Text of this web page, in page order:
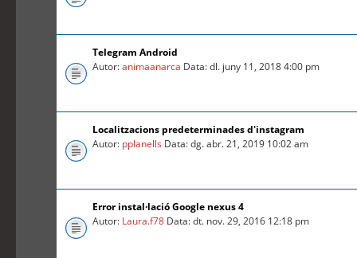
Telegram Android
Autor:animaanarca Data: dl. juny 11, 2018 4:00 pm
Localitzacions predeterminades d'instagram
Autor: pplanells Data: dg. abr. 21, 2019 10:02 am
Error instal·lació Google nexus 4
Autor: Laura.f78 Data: dt. nov. 29, 2016 12:18 pm